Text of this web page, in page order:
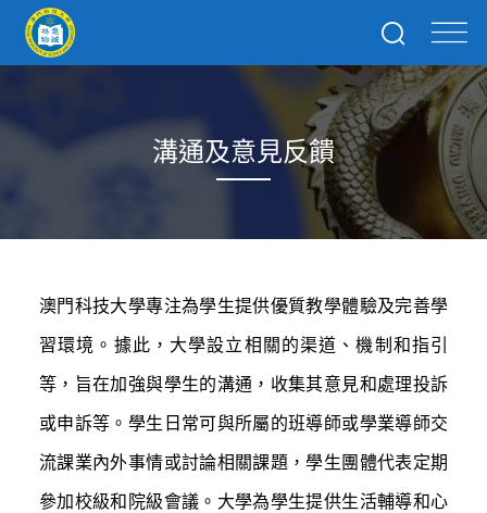
溝通及意見反饋
澳門科技大學專注為學生提供優質教學體驗及完善學
習環境。據此，大學設立相關的渠道、機制和指引
等，旨在加強與學生的溝通，收集其意見和處理投訴
或申訴等。學生日常可與所屬的班導師或學業導師交
流課業內外事情或討論相關課題，學生團體代表定期
參加校級和院級會議。大學為學生提供生活輔導和心